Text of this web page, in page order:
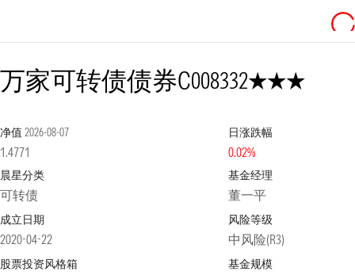
万家可转债债券C008332
净值 2026-08-07
1.4771
日涨跌幅
0.02%
晨星分类
可转债
基金经理
董一平
成立日期
2020-04-22
风险等级
中风险(R3)
股票投资风格箱 基金规模